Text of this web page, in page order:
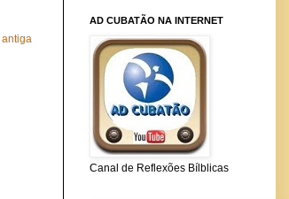
antiga
AD CUBATÃO NA INTERNET
Canal de Reflexões Bílblicas